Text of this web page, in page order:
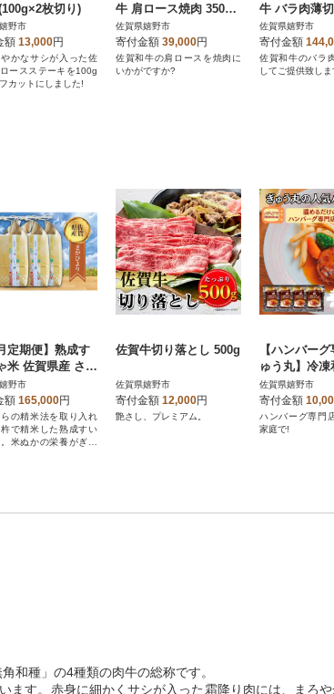
枚切り)
野市
額 13,000円
かなサシが入った佐
ースステーキを100g
カットにしました!
牛 肩ロース焼肉 350g
全3回
佐賀県嬉野市
寄付金額 39,000円
佐賀和牛の肩ロースを焼肉に
いかがですか?
牛 バラ肉薄
全12回
佐賀県嬉野市
寄付金額
佐賀和牛のバラ
してご提供致し
定期便】熟成す
米 佐賀県産 さが
15Kg全3回
野市
額 165,000円
の精米法を取り入れ
で精米した熟成すい
米ぬかの栄養がぎゅ
佐賀牛切り落とし 500g
佐賀県嬉野市
寄付金額 12,000円
艶さし、プレミアム。
【ハンバー
ゅう丸】冷
バーグ4個入
佐賀県嬉野市
寄付金額
ハンバーグ専門
家庭で!
和種」の4種類の肉牛の総称です。
ます。赤身に細かくサシが入った霜降り肉には、まろ